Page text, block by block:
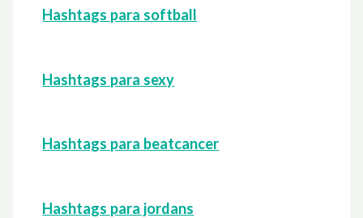
Hashtags para softball
Hashtags para sexy
Hashtags para beatcancer
Hashtags para jordans